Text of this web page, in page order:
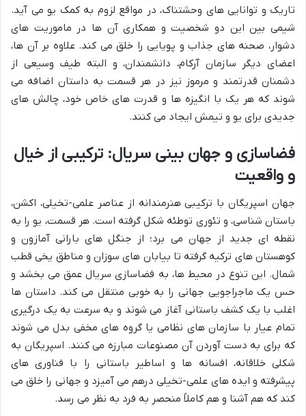
تاریک و توانایی های وحشتناک، در مواقع لزوم به کمک یو می آید.
شیمی بین این دو شخصیت و همکاری آن ها در ماموریت های
دشوار، صحنه های جذاب و پویایی را خلق می کند. علاوه بر آن ها،
اعضای دیگر سازمان آرکام، دانشمندان، و البته طیف وسیعی از
دشمنان قدرتمند و مرموز نیز در هر قسمت به داستان اضافه می
شوند که هر یک با انگیزه ها و قدرت های خاص خود، چالش های
جدیدی برای یو و تیمش ایجاد می کنند.
فضاسازی و جهان بینی سریال: ترکیبی از خیال
و واقعیت
جهان اسپریگان با ترکیبی هنرمندانه از عناصر علمی-تخیلی، اکشن،
باستان شناسی، و تئوری توطئه شکل گرفته است. هر قسمت، یو را به
نقطه ای جدید از جهان می برد؛ از جنگل های بارانی آمازون و
کوهستان های ترکیه گرفته تا بیابان های سوزان و مناطق یخی قطب
شمال. این تنوع در محیط ها، به فضاسازی سریال عمق می بخشد و
حس یک ماجراجویی جهانی را به خوبی منتقل می کند. داستان ها
اغلب با یک کشف باستانی آغاز می شوند و به سرعت به یک درگیری
تمام عیار با سازمان های نظامی یا گروه های مخفی بدل می شوند
که برای به دست آوردن آن مصنوعات مبارزه می کنند. اسپریگان به
شکلی خلاقانه، افسانه ها و اساطیر باستانی را با فناوری های
پیشرفته و ایده های علمی-تخیلی درهم می آمیزد و جهانی را خلق می
کند که هم آشنا و هم کاملاً منحصر به فرد به نظر می رسد.